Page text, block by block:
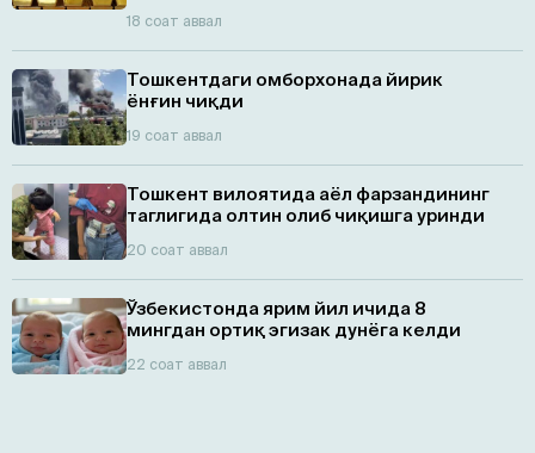
18 соат аввал
Тошкентдаги омборхонада йирик
ёнғин чиқди
19 соат аввал
Тошкент вилоятида аёл фарзандининг
таглигида олтин олиб чиқишга уринди
20 соат аввал
Ўзбекистонда ярим йил ичида 8
мингдан ортиқ эгизaк дунёга келди
22 соат аввал